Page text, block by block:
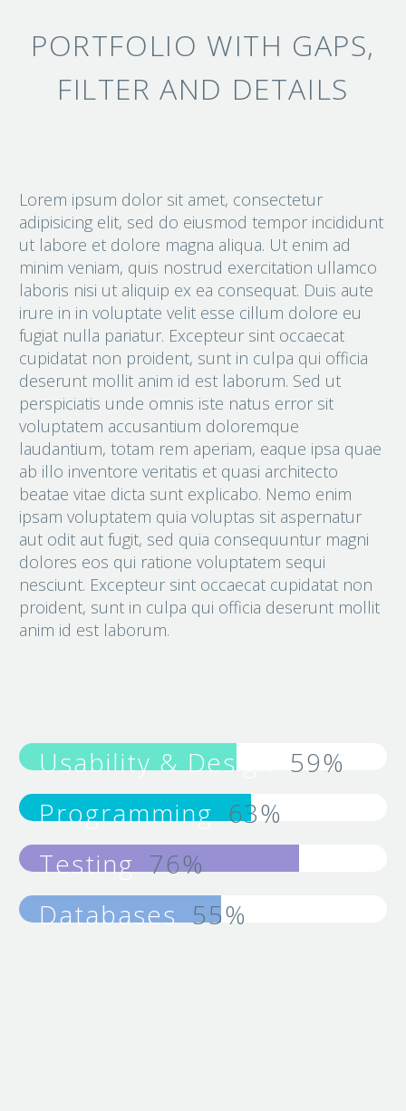
PORTFOLIO WITH GAPS,
FILTER AND DETAILS
Lorem ipsum dolor sit amet, consectetur
adipisicing elit, sed do eiusmod tempor incididunt
ut labore et dolore magna aliqua. Ut enim ad
minim veniam, quis nostrud exercitation ullamco
laboris nisi ut aliquip ex ea consequat. Duis aute
irure in in voluptate velit esse cillum dolore eu
fugiat nulla pariatur. Excepteur sint occaecat
cupidatat non proident, sunt in culpa qui officia
deserunt mollit anim id est laborum. Sed ut
perspiciatis unde omnis iste natus error sit
voluptatem accusantium doloremque
laudantium, totam rem aperiam, eaque ipsa quae
ab illo inventore veritatis et quasi architecto
beatae vitae dicta sunt explicabo. Nemo enim
ipsam voluptatem quia voluptas sit aspernatur
aut odit aut fugit, sed quia consequuntur magni
dolores eos qui ratione voluptatem sequi
nesciunt. Excepteur sint occaecat cupidatat non
proident, sunt in culpa qui officia deserunt mollit
anim id est laborum.
Usability & Design
59%
Programming 63%
Testing 76%
Databases 55%